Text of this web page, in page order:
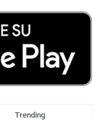
Trending